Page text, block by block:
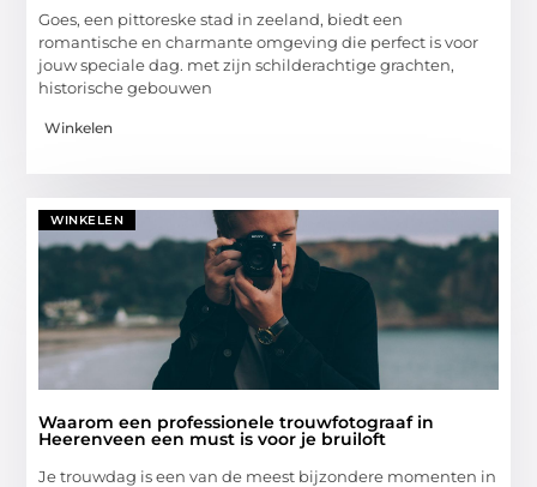
Goes, een pittoreske stad in zeeland, biedt een
romantische en charmante omgeving die perfect is voor
jouw speciale dag. met zijn schilderachtige grachten,
historische gebouwen
Winkelen
WINKELEN
Waarom een professionele trouwfotograaf in
Heerenveen een must is voor je bruiloft
Je trouwdag is een van de meest bijzondere momenten in